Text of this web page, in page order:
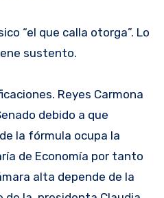
“el que calla otorga”. Lo
sustento.
Reyes Carmona
debido a que
la fórmula ocupa la
de Economía por tanto
alta depende de la